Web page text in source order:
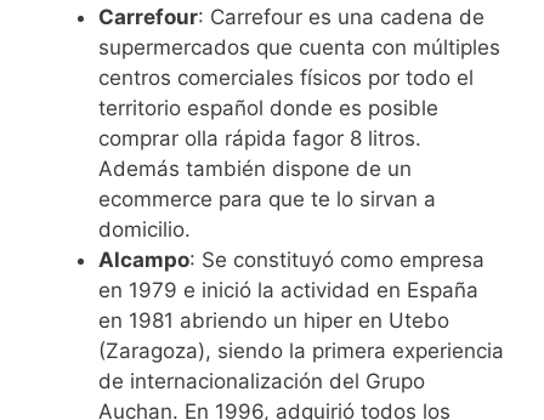
Carrefour: Carrefour es una cadena de
supermercados que cuenta con múltiples
centros comerciales físicos por todo el
territorio español donde es posible
comprar olla rápida fagor 8 litros.
Además también dispone de un
ecommerce para que te lo sirvan a
domicilio.
Alcampo: Se constituyó como empresa
en 1979 e inició la actividad en España
en 1981 abriendo un hiper en Utebo
(Zaragoza), siendo la primera experiencia
de internacionalización del Grupo
Auchan. En 1996, adquirió todos los